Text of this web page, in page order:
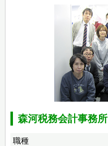
森河税務会計事務所
職種